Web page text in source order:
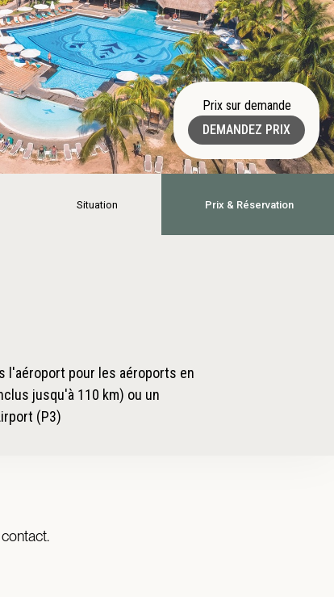
Prix sur demande
DEMANDEZ PRIX
Situation Prix & Réservation
l'aéroport pour les aéroports en
jusqu'à 110 km) ou un
(P3)